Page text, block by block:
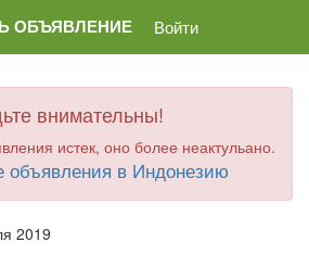
ОБЪЯВЛЕНИЕ Войти
внимательны!
истек, оно более неактульано.
объявления в Индонезию
2019